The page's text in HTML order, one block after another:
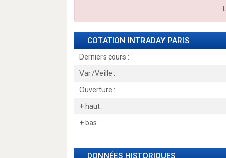
COTATION INTRADAY PARIS
Derniers cours :
Var./Veille :
Ouverture :
+ haut :
+ bas :
DONNÉES HISTORIQUES